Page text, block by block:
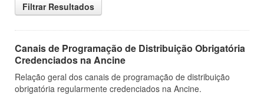
Filtrar Resultados
Canais de Programação de Distribuição Obrigatória
Credenciados na Ancine
Relação geral dos canais de programação de distribuição
obrigatória regularmente credenciados na Ancine.